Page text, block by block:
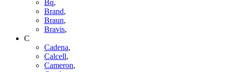
Bq,
Brand,
Braun,
Bravis,
C
Cadena,
Calcell,
Cameron,